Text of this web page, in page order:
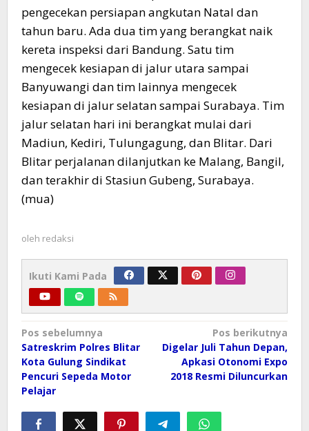
pengecekan persiapan angkutan Natal dan
tahun baru. Ada dua tim yang berangkat naik
kereta inspeksi dari Bandung. Satu tim
mengecek kesiapan di jalur utara sampai
Banyuwangi dan tim lainnya mengecek
kesiapan di jalur selatan sampai Surabaya. Tim
jalur selatan hari ini berangkat mulai dari
Madiun, Kediri, Tulungagung, dan Blitar. Dari
Blitar perjalanan dilanjutkan ke Malang, Bangil,
dan terakhir di Stasiun Gubeng, Surabaya.
(mua)
oleh redaksi
Ikuti Kami Pada
Navigasi
pos
Pos sebelumnya
Satreskrim Polres Blitar
Kota Gulung Sindikat
Pencuri Sepeda Motor
Pelajar
Pos berikutnya
Digelar Juli Tahun Depan,
Apkasi Otonomi Expo
2018 Resmi Diluncurkan